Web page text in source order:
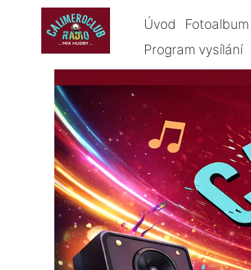
Úvod Fotoalbum
Program vysílání